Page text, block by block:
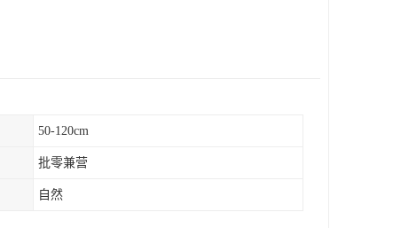
50-120cm
批零兼营
自然